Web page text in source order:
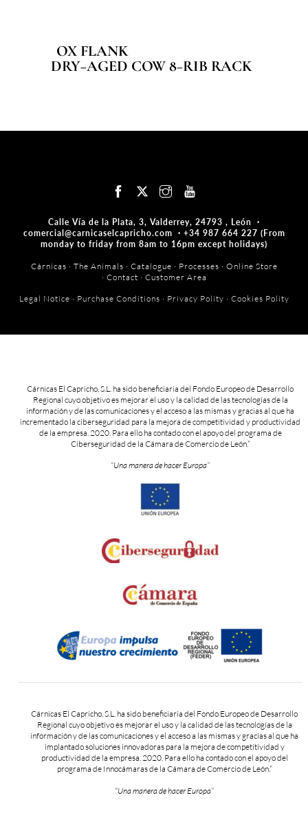
OX FLANK
DRY−AGED COW 8−RIB RACK
Calle Vía de la Plata, 3, Valderrey, 24793 , León ·
comercial@carnicaselcapricho.com · +34 987 664 227 (From
monday to friday from 8am to 16pm except holidays)
Cárnicas · The Animals · Catalogue · Processes · Online Store
· Contact · Customer Area
Legal Notice · Purchase Conditions · Privacy Polity · Cookies Polity
Cárnicas El Capricho, S.L. ha sido beneficiaria del Fondo Europeo de Desarrollo
Regional cuyo objetivo es mejorar el uso y la calidad de las tecnologías de la
información y de las comunicaciones y el acceso a las mismas y gracias al que ha
incrementado la ciberseguridad para la mejora de competitividad y productividad
de la empresa. 2020. Para ello ha contado con el apoyo del programa de
Ciberseguridad de la Cámara de Comercio de León.”
“Una manera de hacer Europa”
Cárnicas El Capricho, S.L. ha sido beneficiaria del Fondo Europeo de Desarrollo
Regional cuyo objetivo es mejorar el uso y la calidad de las tecnologías de la
información y de las comunicaciones y el acceso a las mismas y gracias al que ha
implantado soluciones innovadoras para la mejora de competitividad y
productividad de la empresa. 2020. Para ello ha contado con el apoyo del
programa de Innocámaras de la Cámara de Comercio de León.”
“Una manera de hacer Europa”